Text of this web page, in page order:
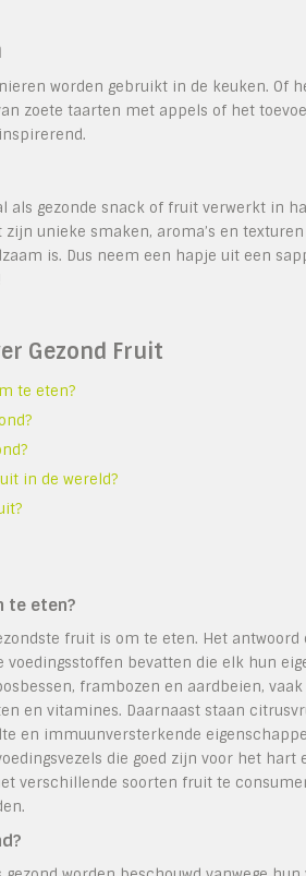
worden gebruikt in de keuken. Of
zoete taarten met appels of het
als gezonde snack of fruit verwerkt in
unieke smaken, aroma’s en
is. Dus neem een hapje uit een
Gezond Fruit
te eten?
in de wereld?
te eten?
fruit is om te eten. Het
bevatten die elk hun
frambozen en aardbeien,
en vitamines. Daarnaast staan
en immuunversterkende
die goed zijn voor het
verschillende soorten fruit te